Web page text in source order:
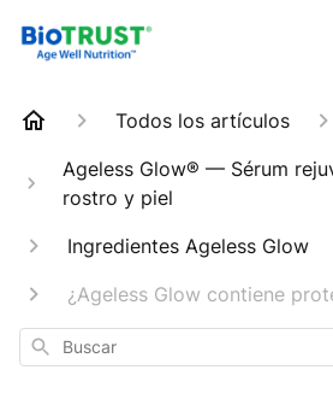
Todos los artículos
Ageless Glow® — Sérum
rostro y piel
Ingredientes Ageless Glow
¿Ageless Glow contiene
Buscar